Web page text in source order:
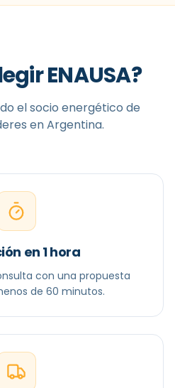
ENAUSA?
el socio energético de
en Argentina.
en 1 hora
con una propuesta
de 60 minutos.